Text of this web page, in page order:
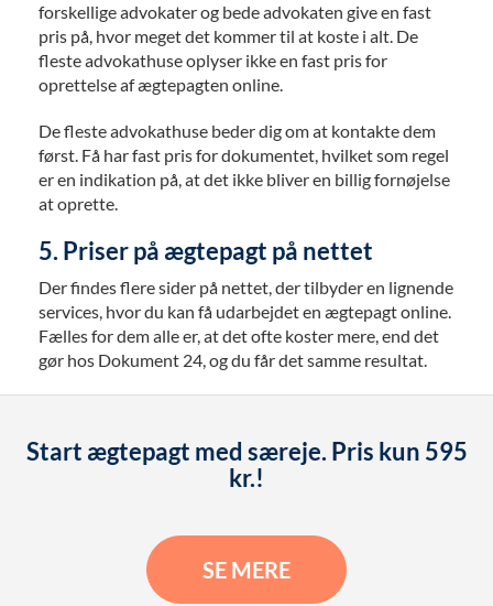
forskellige advokater og bede advokaten give en fast
pris på, hvor meget det kommer til at koste i alt. De
fleste advokathuse oplyser ikke en fast pris for
oprettelse af ægtepagten online.
De fleste advokathuse beder dig om at kontakte dem
først. Få har fast pris for dokumentet, hvilket som regel
er en indikation på, at det ikke bliver en billig fornøjelse
at oprette.
5. Priser på ægtepagt på nettet
Der findes flere sider på nettet, der tilbyder en lignende
services, hvor du kan få udarbejdet en ægtepagt online.
Fælles for dem alle er, at det ofte koster mere, end det
gør hos Dokument 24, og du får det samme resultat.
Start ægtepagt med særeje. Pris kun 595
kr.!
SE MERE